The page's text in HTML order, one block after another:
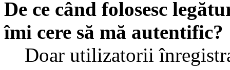
De ce când folosesc
îmi cere să mă autentific?
Doar utilizatorii